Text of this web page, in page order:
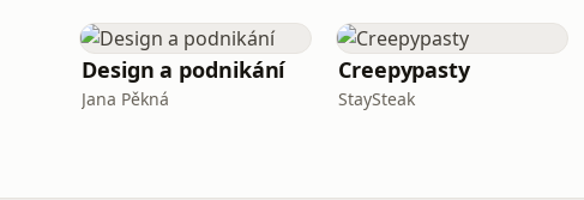
Design a podnikání
Jana Pěkná
Creepypasty
StaySteak